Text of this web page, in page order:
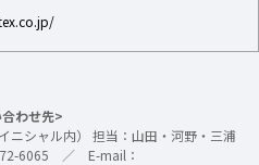
わせ先>
ニシャル内） 担当：山田・河野・三浦
6065 ／ E-mail：